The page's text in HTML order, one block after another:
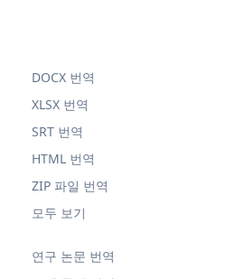
연구 논문 번역
DOCX 번역
XLSX 번역
SRT 번역
HTML 번역
ZIP 파일 번역
모두 보기